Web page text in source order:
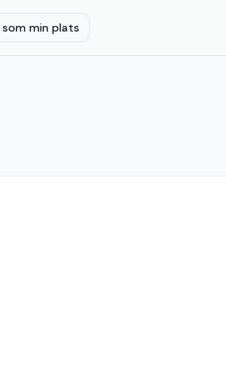
som min plats